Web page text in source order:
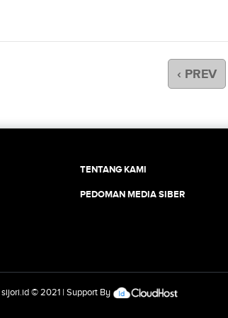
‹ PREV
TENTANG KAMI
PEDOMAN MEDIA SIBER
sijori.id© 2021 | Support By